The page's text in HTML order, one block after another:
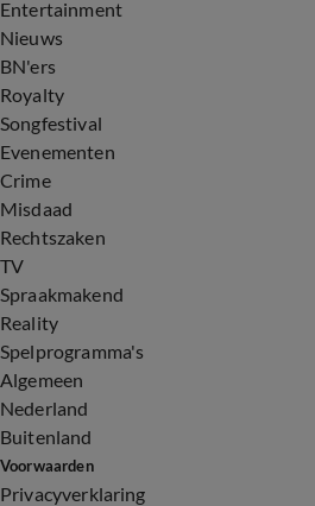
Entertainment
Nieuws
BN'ers
Royalty
Songfestival
Evenementen
Crime
Misdaad
Rechtszaken
TV
Spraakmakend
Reality
Spelprogramma's
Algemeen
Nederland
Buitenland
Voorwaarden
Privacyverklaring